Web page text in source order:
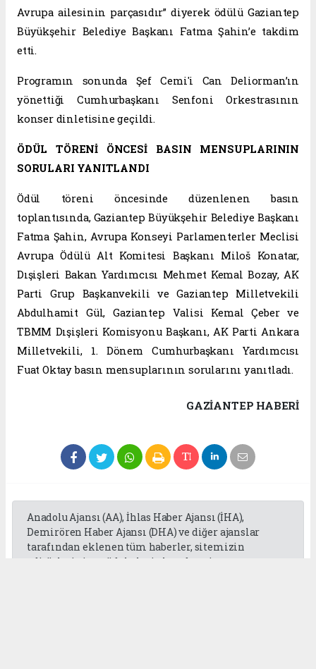
Avrupa ailesinin parçasıdır” diyerek ödülü Gaziantep
Büyükşehir Belediye Başkanı Fatma Şahin’e takdim
etti.
Programın sonunda Şef Cemi'i Can Deliorman’ın
yönettiği Cumhurbaşkanı Senfoni Orkestrasının
konser dinletisine geçildi.
ÖDÜL TÖRENİ ÖNCESİ BASIN MENSUPLARININ
SORULARI YANITLANDI
Ödül töreni öncesinde düzenlenen basın
toplantısında, Gaziantep Büyükşehir Belediye Başkanı
Fatma Şahin, Avrupa Konseyi Parlamenterler Meclisi
Avrupa Ödülü Alt Komitesi Başkanı Miloš Konatar,
Dışişleri Bakan Yardımcısı Mehmet Kemal Bozay, AK
Parti Grup Başkanvekili ve Gaziantep Milletvekili
Abdulhamit Gül, Gaziantep Valisi Kemal Çeber ve
TBMM Dışişleri Komisyonu Başkanı, AK Parti Ankara
Milletvekili, 1. Dönem Cumhurbaşkanı Yardımcısı
Fuat Oktay basın mensuplarının sorularını yanıtladı.
GAZIANTEP HABERİ
Anadolu Ajansı (AA), İhlas Haber Ajansı (İHA),
Demirören Haber Ajansı (DHA) ve diğer ajanslar
tarafından eklenen tüm haberler, sitemizin
editörlerinin müdahalesi olmadan ajans